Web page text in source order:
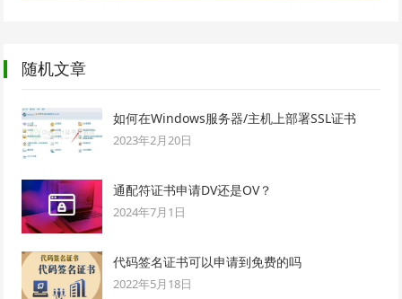
随机文章
如何在Windows服务器/主机上部署SSL证书
2023年2月20日
通配符证书申请DV还是OV？
2024年7月1日
代码签名证书可以申请到免费的吗
2022年5月18日